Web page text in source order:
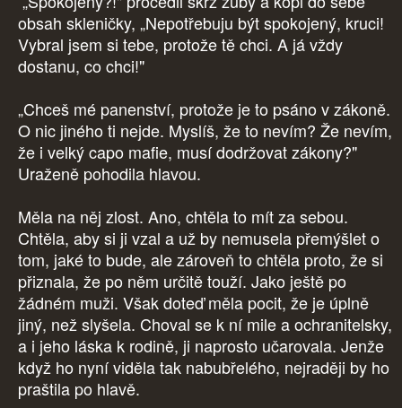
obsah skleničky, „Nepotřebuju být spokojený, kruci!
Vybral jsem si tebe, protože tě chci. A já vždy
dostanu, co chci!"
„Chceš mé panenství, protože je to psáno v zákoně.
O nic jiného ti nejde. Myslíš, že to nevím? Že nevím,
že i velký capo mafie, musí dodržovat zákony?"
Uraženě pohodila hlavou.
Měla na něj zlost. Ano, chtěla to mít za sebou.
Chtěla, aby si ji vzal a už by nemusela přemýšlet o
tom, jaké to bude, ale zároveň to chtěla proto, že si
přiznala, že po něm určitě touží. Jako ještě po
žádném muži. Však doteď měla pocit, že je úplně
jiný, než slyšela. Choval se k ní mile a ochranitelsky,
a i jeho láska k rodině, ji naprosto učarovala. Jenže
když ho nyní viděla tak nabubřelého, nejraději by ho
praštila po hlavě.